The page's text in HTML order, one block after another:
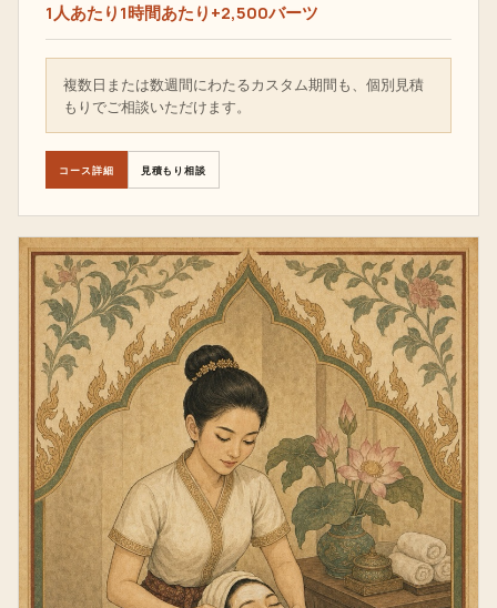
1人あたり1時間あたり+2,500バーツ
複数日または数週間にわたるカスタム期間も、個別見積
もりでご相談いただけます。
コース詳細 見積もり相談